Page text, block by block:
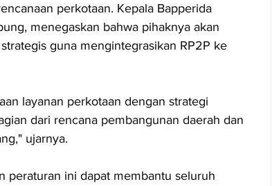
perkotaan. Kepala Bapperida
menegaskan bahwa pihaknya akan
guna mengintegrasikan RP2P ke
layanan perkotaan dengan strategi
dari rencana pembangunan daerah dan
ujarnya.
peraturan ini dapat membantu seluruh